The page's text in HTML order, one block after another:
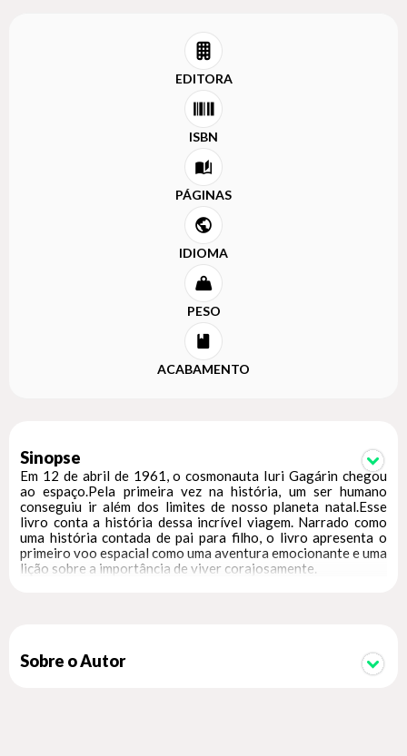
EDITORA
ISBN
PÁGINAS
IDIOMA
PESO
ACABAMENTO
Sinopse
Em 12 de abril de 1961, o cosmonauta Iuri Gagárin chegou
ao espaço.Pela primeira vez na história, um ser humano
conseguiu ir além dos limites de nosso planeta natal.Esse
livro conta a história dessa incrível viagem. Narrado como
uma história contada de pai para filho, o livro apresenta o
primeiro voo espacial como uma aventura emocionante e uma
lição sobre a importância de viver corajosamente.
Sobre o Autor